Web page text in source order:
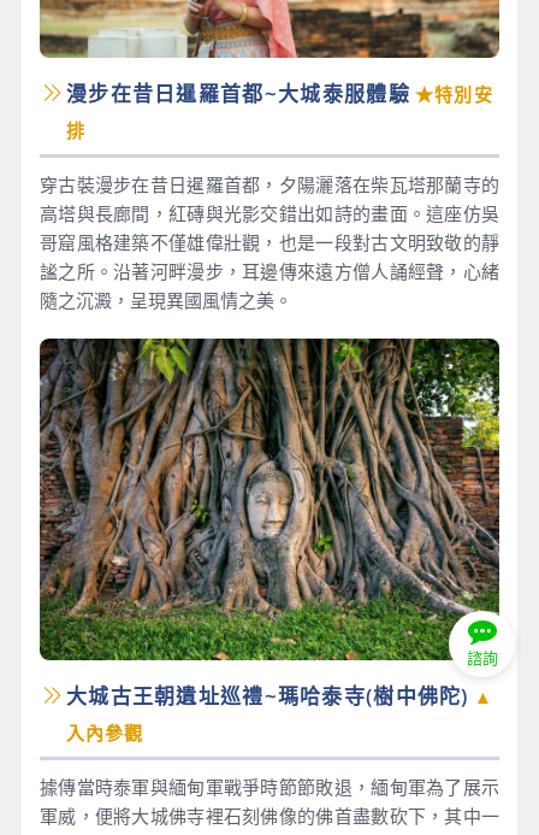
漫步在昔日暹羅首都~大城泰服體驗 ★特別安
排
穿古裝漫步在昔日暹羅首都，夕陽灑落在柴瓦塔那蘭寺的
高塔與長廊間，紅磚與光影交錯出如詩的畫面。這座仿吳
哥窟風格建築不僅雄偉壯觀，也是一段對古文明致敬的靜
謐之所。沿著河畔漫步，耳邊傳來遠方僧人誦經聲，心緒
隨之沉澱，呈現異國風情之美。
大城古王朝遺址巡禮~瑪哈泰寺(樹中佛陀) ▲
入內參觀
據傳當時泰軍與緬甸軍戰爭時節節敗退，緬甸軍為了展示
軍威，便將大城佛寺裡石刻佛像的佛首盡數砍下，其中一
諮詢